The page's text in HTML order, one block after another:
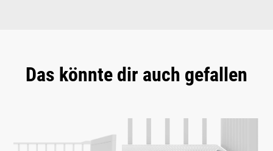
Das könnte dir auch gefallen